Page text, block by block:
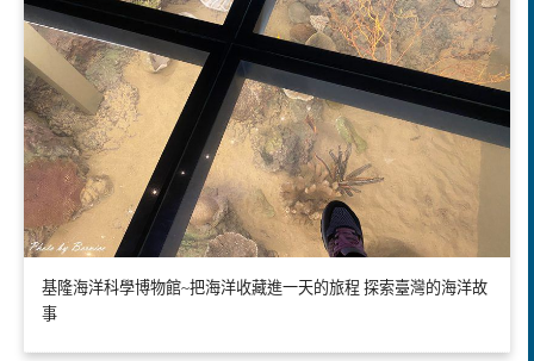
基隆海洋科學博物館~把海洋收藏進一天的旅程 探索臺灣的海洋故
事